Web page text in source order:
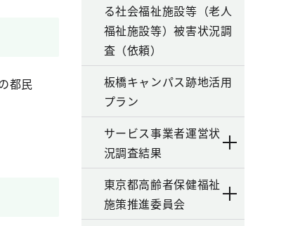
都民
る社会福祉施設等（老人
福祉施設等）被害状況調
査（依頼）
板橋キャンパス跡地活用
プラン
サービス事業者運営状
況調査結果
東京都高齢者保健福祉
施策推進委員会